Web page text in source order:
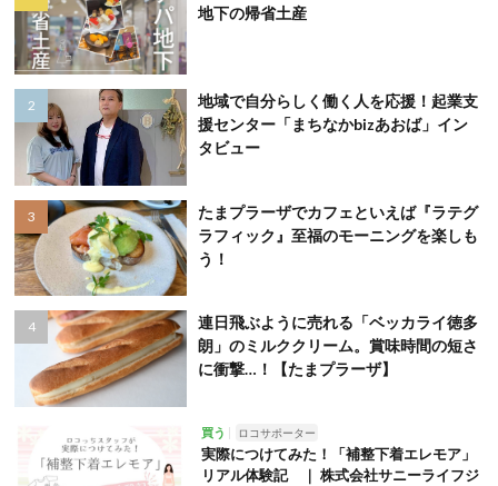
地下の帰省土産
地域で自分らしく働く人を応援！起業支
援センター「まちなかbizあおば」イン
タビュー
たまプラーザでカフェといえば『ラテグ
ラフィック』至福のモーニングを楽しも
う！
連日飛ぶように売れる「ベッカライ徳多
朗」のミルククリーム。賞味時間の短さ
に衝撃…！【たまプラーザ】
買う ロコサポーター
実際につけてみた！「補整下着エレモア」
リアル体験記 ｜ 株式会社サニーライフジ